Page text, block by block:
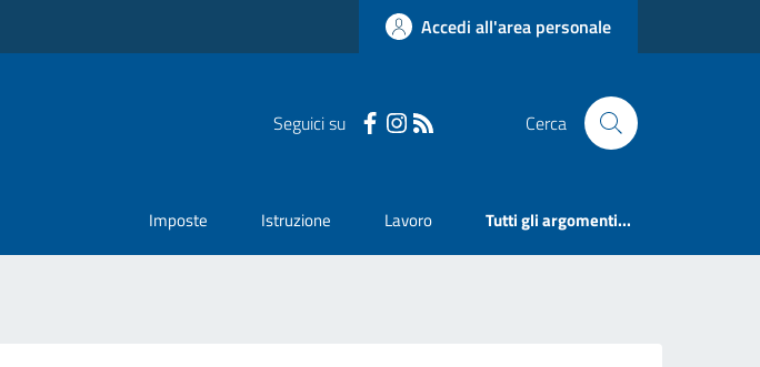
Accedi all'area personale
Seguici su Cerca
Imposte Istruzione Lavoro Tutti gli argomenti...